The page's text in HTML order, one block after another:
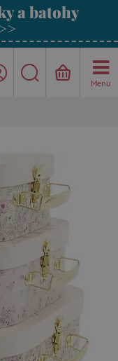
a batohy
Menu